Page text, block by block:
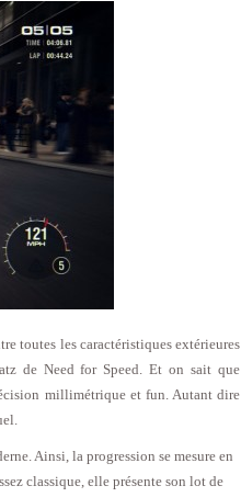
toutes les caractéristiques extérieures
de Need for Speed. Et on sait que
millimétrique et fun. Autant dire
Ainsi, la progression se mesure en
classique, elle présente son lot de